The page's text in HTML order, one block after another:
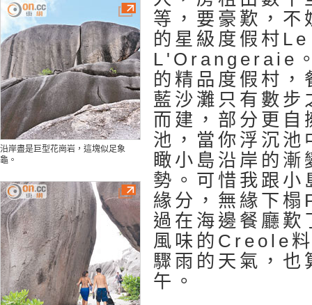
沿岸盡是巨型花崗岩，這塊似足象
龜。
等，要豪歎，不
的星級度假村
L'Orangeraie
的精品度假村
藍沙灘只有數步
而建，部分更自
池，當你浮沉池
瞰小島沿岸的
勢。可惜我跟小
緣分，無緣下
過在海邊餐廳歎
風味的Creole
驟雨的天氣，也
午。